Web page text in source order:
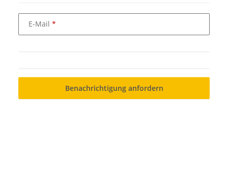
E-Mail
Benachrichtigung anfordern